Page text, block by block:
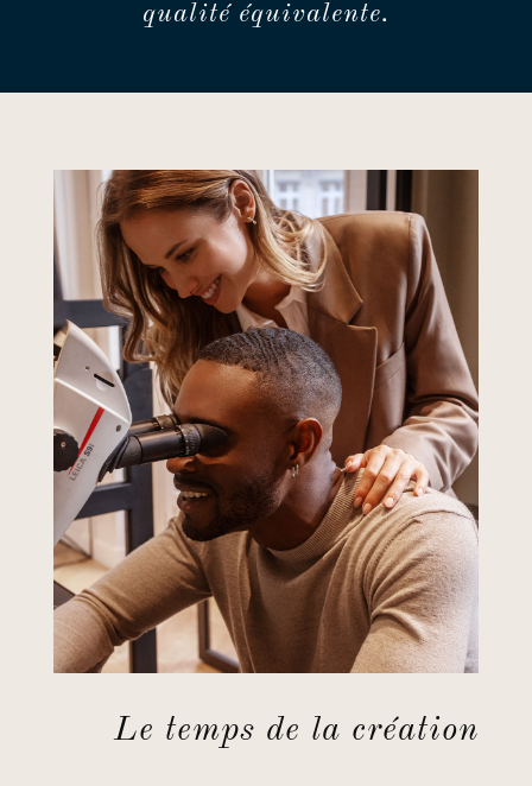
qualité équivalente.
Le temps de la création